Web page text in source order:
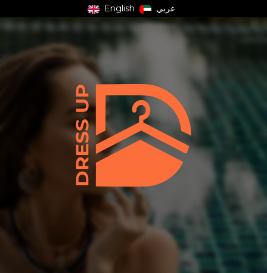
English عربي